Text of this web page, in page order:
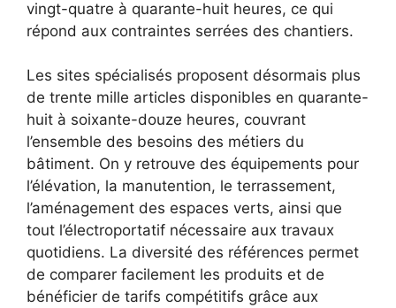
vingt-quatre à quarante-huit heures, ce qui
répond aux contraintes serrées des chantiers.
Les sites spécialisés proposent désormais plus
de trente mille articles disponibles en quarante-
huit à soixante-douze heures, couvrant
l’ensemble des besoins des métiers du
bâtiment. On y retrouve des équipements pour
l’élévation, la manutention, le terrassement,
l’aménagement des espaces verts, ainsi que
tout l’électroportatif nécessaire aux travaux
quotidiens. La diversité des références permet
de comparer facilement les produits et de
bénéficier de tarifs compétitifs grâce aux